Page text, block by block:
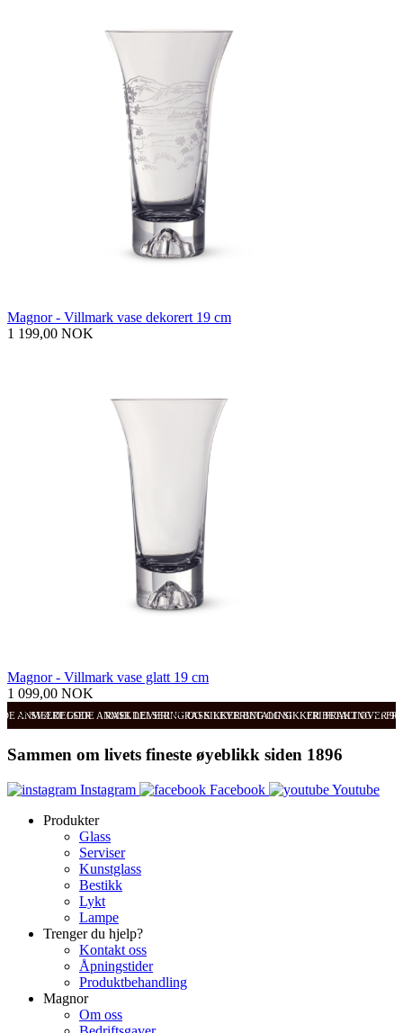
Magnor - Villmark vase dekorert 19 cm
1 199,00 NOK
Magnor - Villmark vase glatt 19 cm
1 099,00 NOK
ANMELDELSER RASK LEVERING OG SIKKER BETALING FRI FRAKT OVER
SVÆRT GODE ANMELDELSER RASK LEVERING OG SIKKER BETALING
Sammen om livets fineste øyeblikk siden 1896
Instagram Facebook
Youtube
Produkter
Glass
Serviser
Kunstglass
Bestikk
Lykt
Lampe
Trenger du hjelp?
Kontakt oss
Åpningstider
Produktbehandling
Magnor
Om oss